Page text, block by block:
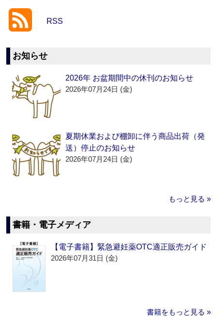
RSS
お知らせ
2026年 お盆期間中の休刊のお知らせ
2026年07月24日 (金)
夏期休業および棚卸に伴う商品出荷（発
送）停止のお知らせ
2026年07月24日 (金)
もっと見る »
書籍・電子メディア
【電子書籍】緊急避妊薬OTC適正販売ガイド
2026年07月31日 (金)
書籍をもっと見る »